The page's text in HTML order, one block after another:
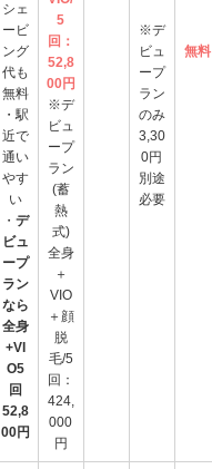
シェ
ービ
ング
代も
無料
・駅
近で
通い
やす
い
・ デ
ビュ
ープ
ラン
なら
全身
+VI
O5
回
52,8
00円
5
回：
52,8
00円
※デ
ビュ
ープ
ラン
(蓄
熱
式)
全身
＋
VIO
＋顔
脱
毛/5
回：
424,
000
円
※デ
ビュ
ープ
ラン
のみ
3,30
0円
別途
必要
無料